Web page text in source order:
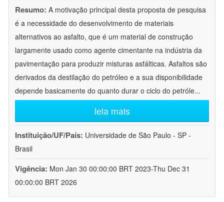
Resumo: A motivação principal desta proposta de pesquisa
é a necessidade do desenvolvimento de materiais
alternativos ao asfalto, que é um material de construção
largamente usado como agente cimentante na indústria da
pavimentação para produzir misturas asfálticas. Asfaltos são
derivados da destilação do petróleo e a sua disponibilidade
depende basicamente do quanto durar o ciclo do petróle...
leia mais
Instituição/UF/País: Universidade de São Paulo - SP -
Brasil
Vigência: Mon Jan 30 00:00:00 BRT 2023-Thu Dec 31
00:00:00 BRT 2026